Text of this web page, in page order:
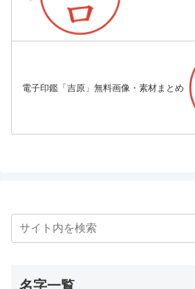
電子印鑑「吉原」無料画像・素材まとめ
名字一覧